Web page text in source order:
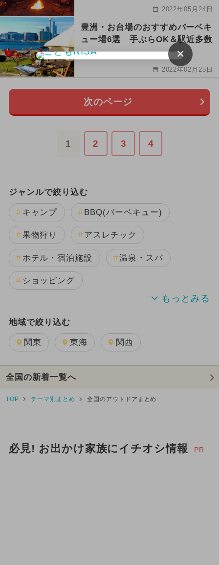
2022年05月24日
豊洲・お台場のおすすめバーベキ
ュー場6選 手ぶらOK＆駅近多数
2022年02月25日
次のページ
1 2 3 4
ジャンルで絞り込む
キャンプ BBQ(バーベキュー)
果物狩り アスレチック
ホテル・宿泊施設 温泉・スパ
ショッピング
公園
地域で絞り込む
関東 東海 関西
全国の新着一覧へ
TOP テーマ別まとめ 全国のアウトドアまとめ
必見! お出かけ家族にイチオシ情報 PR
×